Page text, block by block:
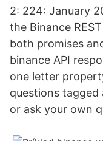
2: 224: January
the Binance
both promises
binance API
one letter
questions
or ask your own